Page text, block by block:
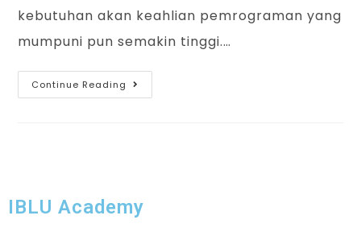
kebutuhan akan keahlian pemrograman yang
mumpuni pun semakin tinggi.…
Continue Reading
IBLU Academy